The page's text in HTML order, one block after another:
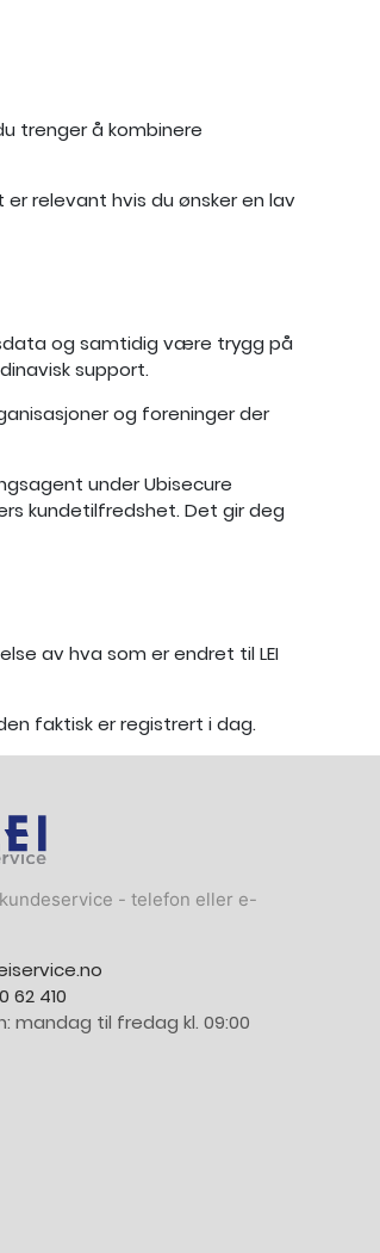
trenger å kombinere
er relevant hvis du ønsker en lav
og samtidig være trygg på
support.
og foreninger der
under Ubisecure
kundetilfredshet. Det gir deg
av hva som er endret til LEI
faktisk er registrert i dag.
- telefon eller e-
62 410
mandag til fredag kl. 09:00